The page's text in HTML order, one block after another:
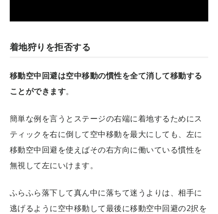
着地狩りを拒否する
移動空中回避は空中移動の慣性を全て消して移動する
ことができます。
簡単な例を言うとステージの右端に着地するためにス
ティックを右に倒して空中移動を最大にしても、左に
移動空中回避を使えばその右方向に働いている慣性を
無視して左にいけます。
ふらふら落下して真ん中に落ちて迷うよりは、相手に
逃げるように空中移動して最後に移動空中回避の2択を